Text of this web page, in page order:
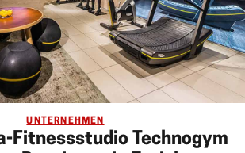
UNTERNEHMEN
Fitnessstudio Technogym